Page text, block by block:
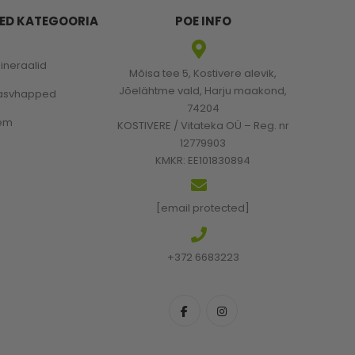
KATEGOORIA POE INFO
Mõisa tee 5, Kostivere alevik,
Jõelähtme vald, Harju maakond,
74204
KOSTIVERE / Vitateka OÜ – Reg. nr
12779903
KMKR: EE101830894
[email protected]
+372 6683223